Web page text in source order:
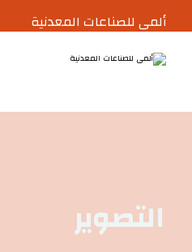
ألمى للصناعات المعدنية
التصوير